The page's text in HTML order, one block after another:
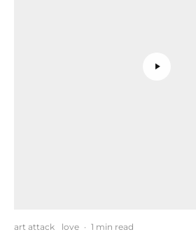
art attack love · 1 min read